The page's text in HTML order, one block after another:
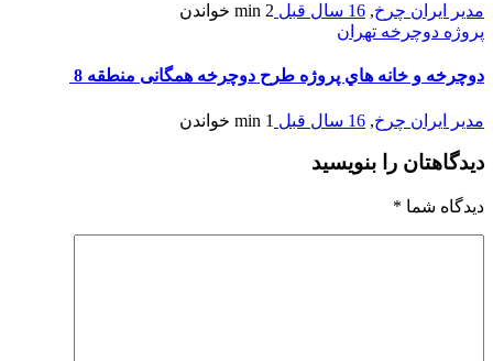
مدیر ایران چرخ, 16 سال قبل 2 min
خواندن
پروژه دوچرخه تهران
دوچرخه و خانه هاي پروژه طرح دوچرخه همگانی منطقه 8
مدیر ایران چرخ, 16 سال قبل 1 min خواندن
دیدگاهتان را بنویسید
دیدگاه شما *